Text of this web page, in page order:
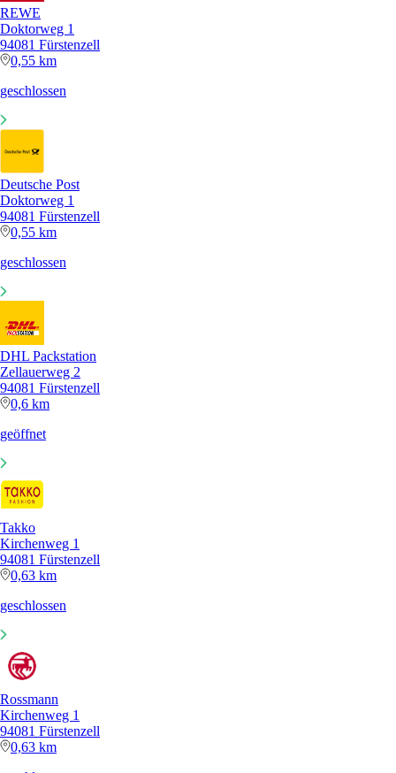
REWE
Doktorweg 1
94081 Fürstenzell
0,55 km
geschlossen
Deutsche Post
Doktorweg 1
94081 Fürstenzell
0,55 km
geschlossen
DHL Packstation
Zellauerweg 2
94081 Fürstenzell
0,6 km
geöffnet
Takko
Kirchenweg 1
94081 Fürstenzell
0,63 km
geschlossen
Rossmann
Kirchenweg 1
94081 Fürstenzell
0,63 km